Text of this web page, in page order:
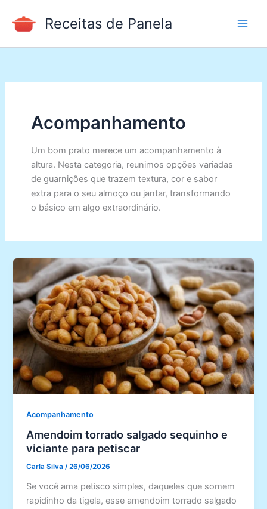
para
conteúdo
Receitas de Panela
Acompanhamento
Um bom prato merece um acompanhamento à
altura. Nesta categoria, reunimos opções variadas
de guarnições que trazem textura, cor e sabor
extra para o seu almoço ou jantar, transformando
o básico em algo extraordinário.
Acompanhamento
Amendoim torrado salgado sequinho e
viciante para petiscar
Carla Silva/26/06/2026
Se você ama petisco simples, daqueles que somem
rapidinho da tigela, esse amendoim torrado salgado